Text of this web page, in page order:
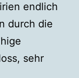
endlich
durch die
sehr